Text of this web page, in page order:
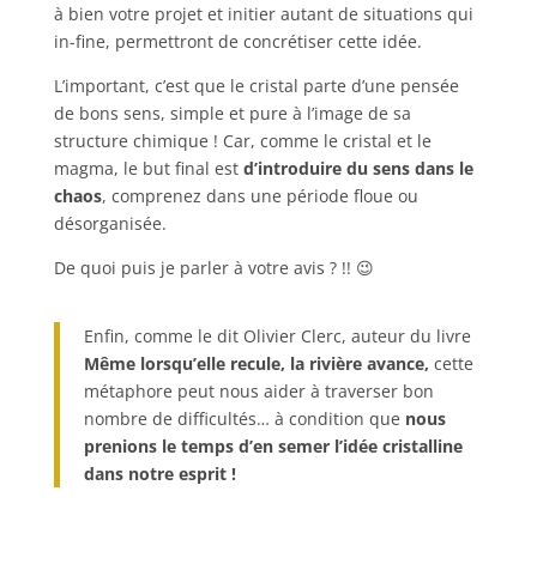
à bien votre projet et initier autant de situations qui
in-fine, permettront de concrétiser cette idée.
L’important, c’est que le cristal parte d’une pensée
de bons sens, simple et pure à l’image de sa
structure chimique ! Car, comme le cristal et le
magma, le but final est d’introduire du sens dans le
chaos, comprenez dans une période floue ou
désorganisée.
De quoi puis je parler à votre avis ? !! 😉
Enfin, comme le dit Olivier Clerc, auteur du livre
Même lorsqu’elle recule, la rivière avance, cette
métaphore peut nous aider à traverser bon
nombre de difficultés… à condition que nous
prenions le temps d’en semer l’idée cristalline
dans notre esprit !